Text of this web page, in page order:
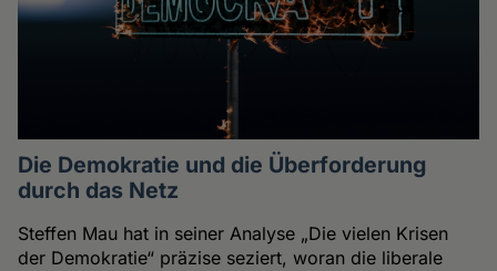
Die Demokratie und die Überforderung
durch das Netz
Steffen Mau hat in seiner Analyse „Die vielen Krisen
der Demokratie“ präzise seziert, woran die liberale